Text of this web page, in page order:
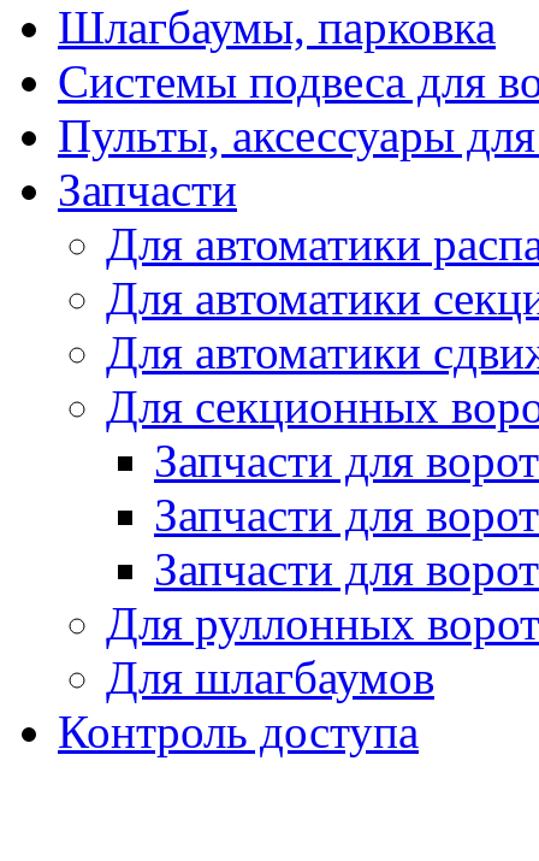
Шлагбаумы, парковка
Системы подвеса для
Пульты, аксессуары
Запчасти
Для автоматики
Для автоматики
Для автоматики
Для секционных
Запчасти для
Запчасти для
Запчасти для
Для руллонных ворот
Для шлагбаумов
Контроль доступа